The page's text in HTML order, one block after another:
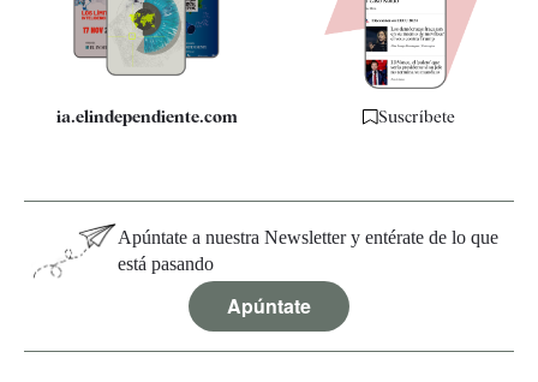
Especificaciones
ia.elindependiente.com Suscríbete
Apúntate a nuestra Newsletter y entérate de lo que
está pasando
Apúntate